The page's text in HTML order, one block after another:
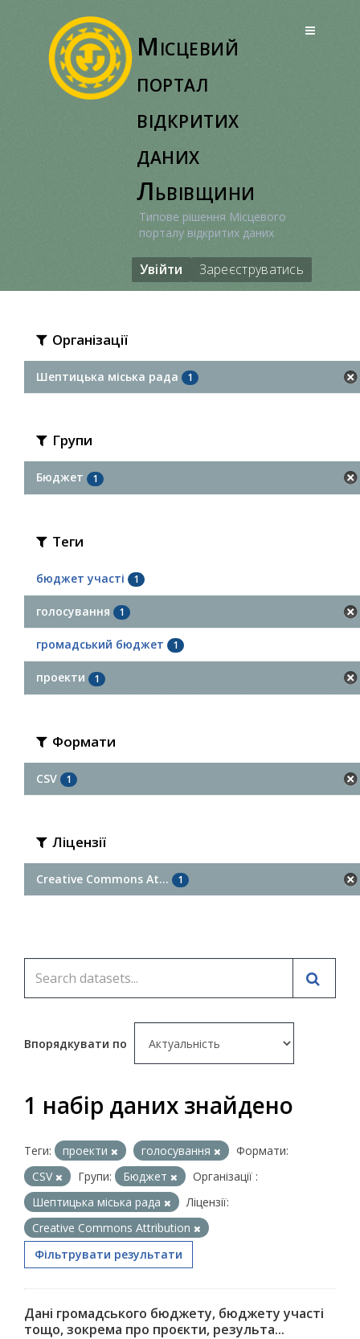
Місцевий
портал
відкритих
даних
Львівщини
Типове рішення Місцевого
порталу відкритих даних
Увійти Зареєструватись
Організації
Шептицька міська рада 1
Групи
Бюджет 1
Теги
бюджет участі 1
голосування 1
громадський бюджет 1
проекти 1
Формати
CSV 1
Ліцензії
Creative Commons At... 1
Впорядкувати по
1 набір даних знайдено
Теги: проекти голосування
Формати:
CSV
Групи: Бюджет
Організації :
Шептицька міська рада
Ліцензії:
Creative Commons Attribution
Фільтрувати результати
Дані громадського бюджету, бюджету участі
тощо, зокрема про проєкти, результа...